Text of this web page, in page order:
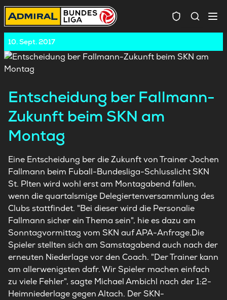
10. Sept. 2017
Entscheidung ber Fallmann-
Zukunft beim SKN am
Montag
Eine Entscheidung ber die Zukunft von Trainer Jochen
Fallmann beim Fuball-Bundesliga-Schlusslicht SKN
St. Plten wird wohl erst am Montagabend fallen,
wenn die quartalsmige Delegiertenversammlung des
Clubs stattfindet. "Bei dieser wird die Personalie
Fallmann sicher ein Thema sein", hie es dazu am
Sonntagvormittag vom SKN auf APA-Anfrage.Die
Spieler stellten sich am Samstagabend auch nach der
erneuten Niederlage vor den Coach. "Der Trainer kann
am allerwenigsten dafr. Wir Spieler machen einfach
zu viele Fehler", sagte Michael Ambichl nach der 1:2-
Heimniederlage gegen Altach. Der SKN-